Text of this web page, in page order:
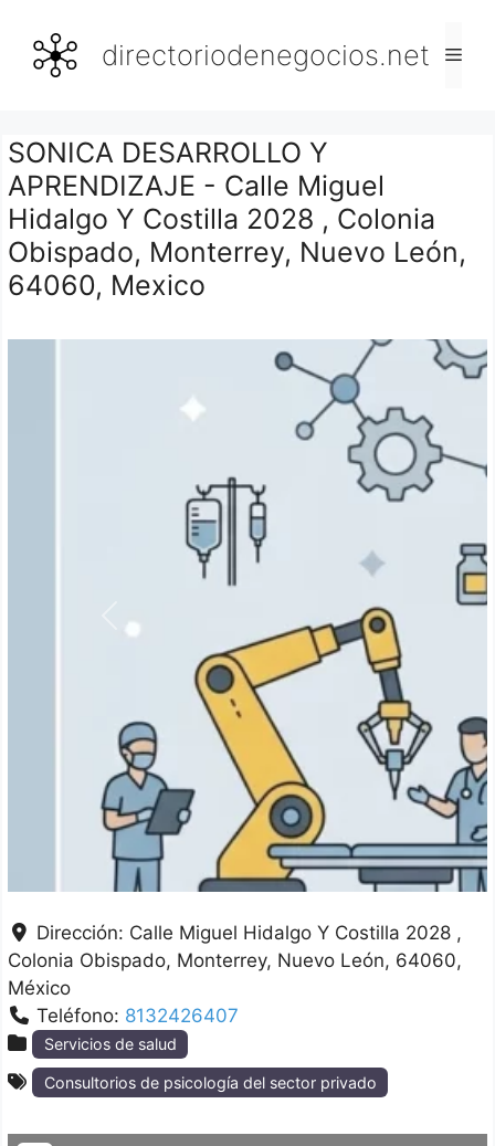
contenido
directoriodenegocios.net
SONICA DESARROLLO Y
APRENDIZAJE - Calle Miguel
Hidalgo Y Costilla 2028 , Colonia
Obispado, Monterrey, Nuevo León,
64060, Mexico
Anterior
Dirección: Calle Miguel Hidalgo Y Costilla 2028 ,
Colonia Obispado Monterrey Nuevo León 64060
México
Teléfono: 8132426407
Servicios de salud
Consultorios de psicología del sector privado